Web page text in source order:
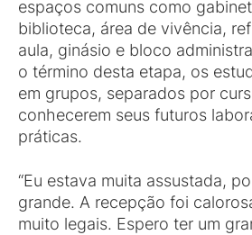
espaços comuns como
biblioteca, área de vivência,
aula, ginásio e bloco
o término desta etapa, os
em grupos, separados por
conhecerem seus futuros
práticas.
“Eu estava muita assustada,
grande. A recepção foi
muito legais. Espero ter um